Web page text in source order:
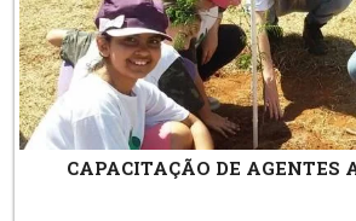
CAPACITAÇÃO DE AGENTES